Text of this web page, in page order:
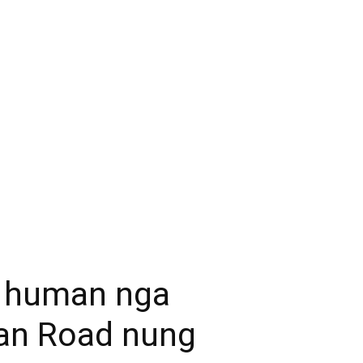
nga
Road nung